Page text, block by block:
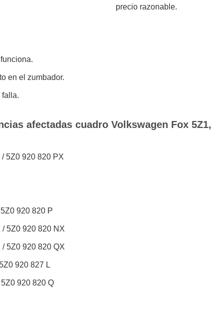
precio razonable.
en el zumbador.
falla.
afectadas cuadro Volkswagen Fox 5Z1,
5Z0 920 820 PX
920 820 P
5Z0 920 820 NX
5Z0 920 820 QX
920 827 L
920 820 Q